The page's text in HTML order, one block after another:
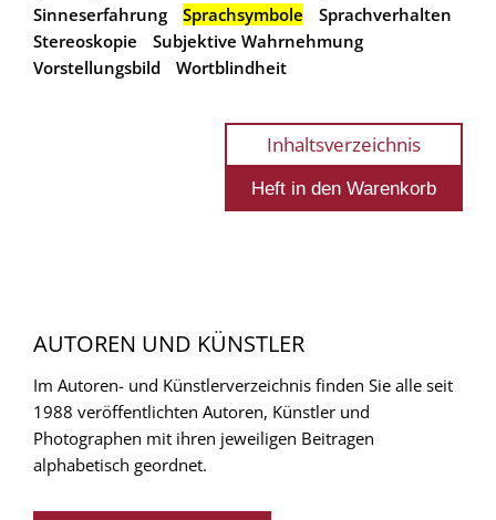
Sinneserfahrung
Sprachsymbole
Sprachverhalten
Stereoskopie
Subjektive Wahrnehmung
Vorstellungsbild
Wortblindheit
Inhaltsverzeichnis
AUTOREN UND KÜNSTLER
Im Autoren- und Künstlerverzeichnis finden Sie alle seit
1988 veröffentlichten Autoren, Künstler und
Photographen mit ihren jeweiligen Beitragen
alphabetisch geordnet.